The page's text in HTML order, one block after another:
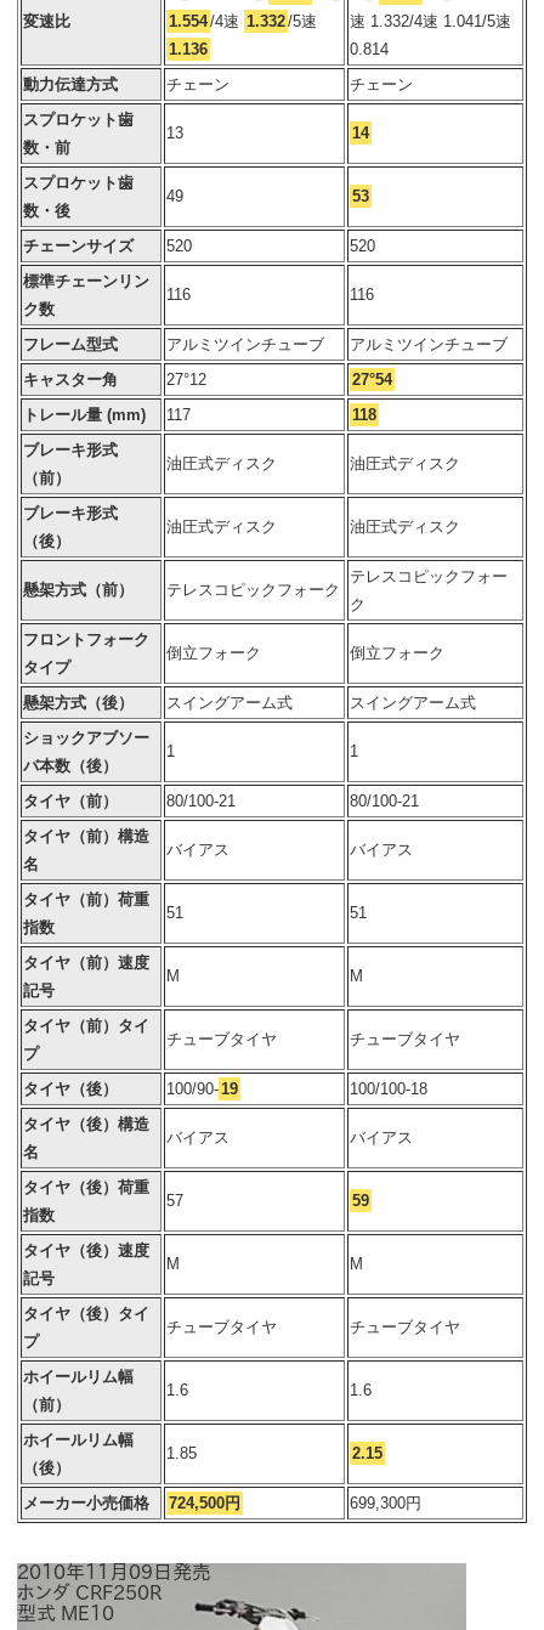
変速比
1.554/4速 1.332/5速
1.136
速 1.332/4速 1.041/5速
0.814
動力伝達方式
チェーン
チェーン
スプロケット歯
数・前
13 14
スプロケット歯
数・後
49 53
チェーンサイズ 520
520
標準チェーンリン
ク数
116 116
フレーム型式 アルミツインチューブ
アルミツインチューブ
キャスター角
27°12
27°54
トレール量 (mm)
117
118
ブレーキ形式
（前）
油圧式ディスク 油圧式ディスク
ブレーキ形式
（後）
油圧式ディスク 油圧式ディスク
懸架方式（前） テレスコピックフォーク
テレスコピックフォー
ク
フロントフォーク
タイプ
倒立フォーク 倒立フォーク
懸架方式（後） スイングアーム式
スイングアーム式
ショックアブソー
バ本数（後）
1 1
タイヤ（前） 80/100-21
80/100-21
タイヤ（前）構造
名
バイアス バイアス
タイヤ（前）荷重
指数
51 51
タイヤ（前）速度
記号
M M
タイヤ（前）タイ
プ
チューブタイヤ チューブタイヤ
タイヤ（後） 100/90-19
100/100-18
タイヤ（後）構造
名
バイアス バイアス
タイヤ（後）荷重
指数
57 59
タイヤ（後）速度
記号
M M
タイヤ（後）タイ
プ
チューブタイヤ チューブタイヤ
ホイールリム幅
（前）
1.6 1.6
ホイールリム幅
（後）
1.85 2.15
メーカー小売価格 724,500円 699,300円